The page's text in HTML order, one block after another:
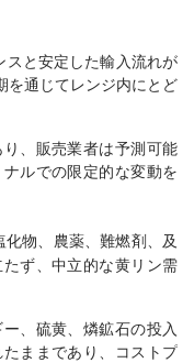
スと安定した輸入流れが
を通じてレンジ内にとど
、販売業者は予測可能
ルでの限定的な変動を
化物、農薬、難燃剤、及
ず、中立的な黄リン需
、硫黄、燐鉱石の投入
ままであり、コストプ